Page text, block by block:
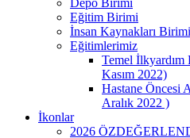
Eğitim Birimi
İnsan Kaynakları Birimi
Eğitimlerimiz
Temel İlkyardım
Kasım 2022)
Hastane Öncesi
Aralık 2022 )
İkonlar
2026